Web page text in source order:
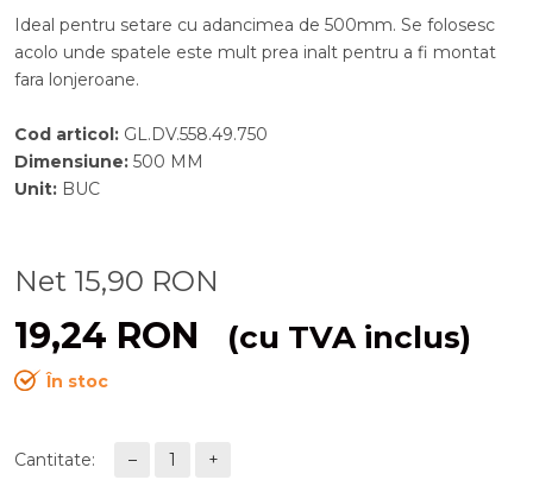
Ideal pentru setare cu adancimea de 500mm. Se folosesc
acolo unde spatele este mult prea inalt pentru a fi montat
fara lonjeroane.
Cod articol: GL.DV.558.49.750
Dimensiune: 500 MM
Unit: BUC
Net 15,90 RON
19,24 RON (cu TVA inclus)
În stoc
Cantitate: – 1 +